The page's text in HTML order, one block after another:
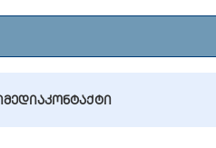
ᲛᲔᲓᲘᲐᲙᲝᲜᲢᲐᲥᲢᲘ